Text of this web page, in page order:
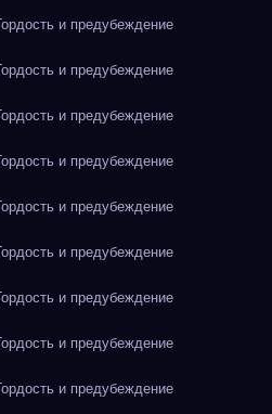
и предубеждение
и предубеждение
и предубеждение
и предубеждение
и предубеждение
и предубеждение
и предубеждение
и предубеждение
и предубеждение